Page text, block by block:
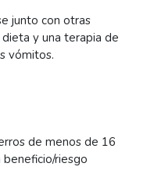
junto con otras
y una terapia de
vómitos.
de menos de 16
riesgo